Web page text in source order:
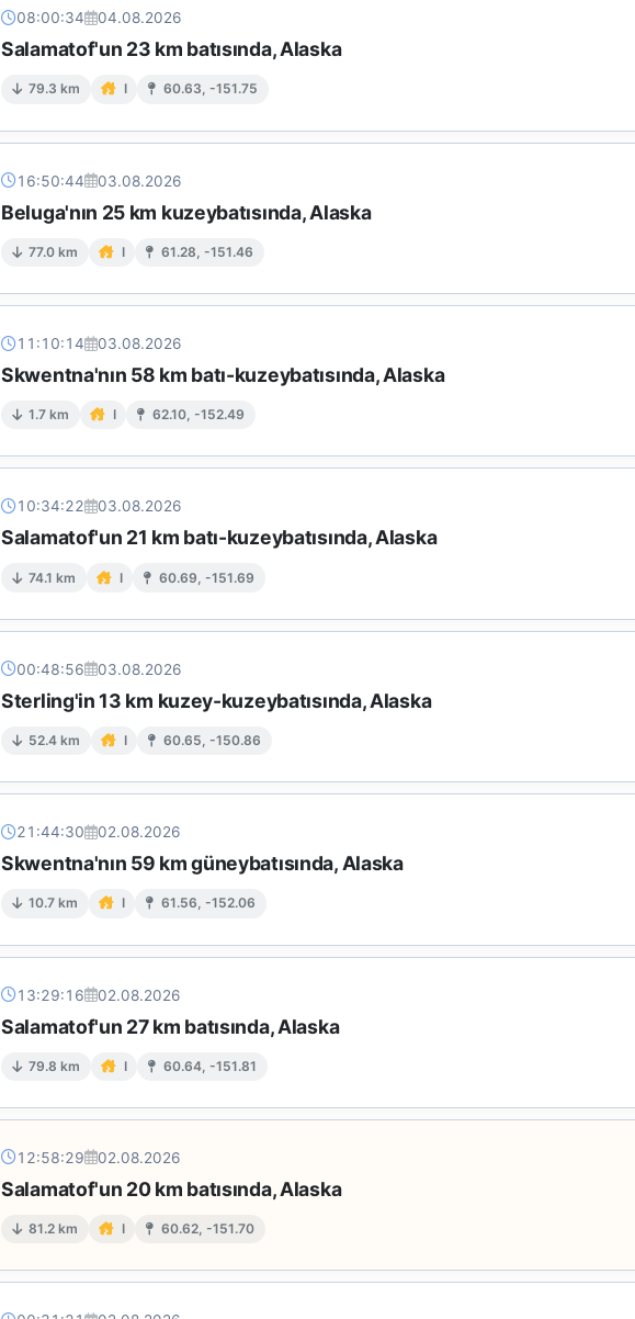
08:00:34 04.08.2026
Salamatof'un 23 km batısında, Alaska
79.3 km I 60.63, -151.75
16:50:44 03.08.2026
Beluga'nın 25 km kuzeybatısında, Alaska
77.0 km I 61.28, -151.46
11:10:14 03.08.2026
Skwentna'nın 58 km batı-kuzeybatısında, Alaska
1.7 km I 62.10, -152.49
10:34:22 03.08.2026
Salamatof'un 21 km batı-kuzeybatısında, Alaska
74.1 km I 60.69, -151.69
00:48:56 03.08.2026
Sterling'in 13 km kuzey-kuzeybatısında, Alaska
52.4 km I 60.65, -150.86
21:44:30 02.08.2026
Skwentna'nın 59 km güneybatısında, Alaska
10.7 km I 61.56, -152.06
13:29:16 02.08.2026
Salamatof'un 27 km batısında, Alaska
79.8 km I 60.64, -151.81
12:58:29 02.08.2026
Salamatof'un 20 km batısında, Alaska
81.2 km I 60.62, -151.70